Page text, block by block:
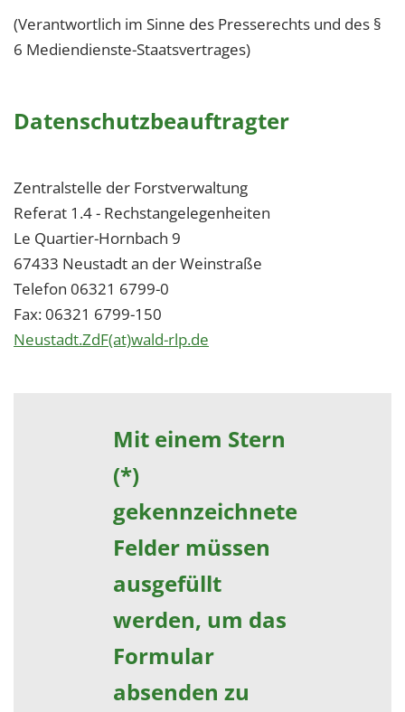
(Verantwortlich im Sinne des Presserechts und des §
6 Mediendienste-Staatsvertrages)
Datenschutzbeauftragter
Zentralstelle der Forstverwaltung
Referat 1.4 - Rechstangelegenheiten
Le Quartier-Hornbach 9
67433 Neustadt an der Weinstraße
Telefon 06321 6799-0
Fax: 06321 6799-150
Neustadt.ZdF(at)wald-rlp.de
Mit einem Stern
(*)
gekennzeichnete
Felder müssen
ausgefüllt
werden, um das
Formular
absenden zu